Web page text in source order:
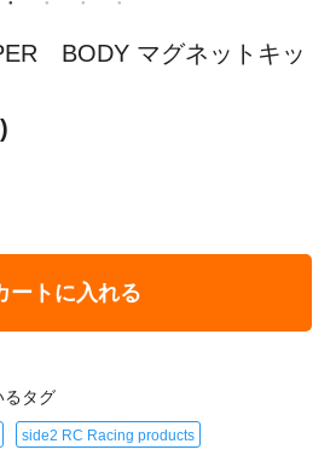
BODY マグネットキッ
ートに入れる
るタグ
side2 RC Racing products